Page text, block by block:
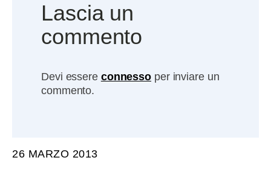
Lascia un
commento
Devi essere connesso per inviare un
commento.
26 MARZO 2013